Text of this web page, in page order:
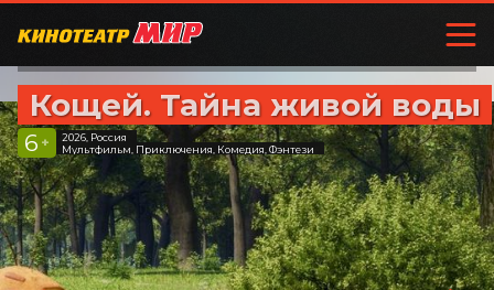
Кощей. Тайна живой воды
6 +
2026, Россия
Мультфильм, Приключения, Комедия, Фэнтези